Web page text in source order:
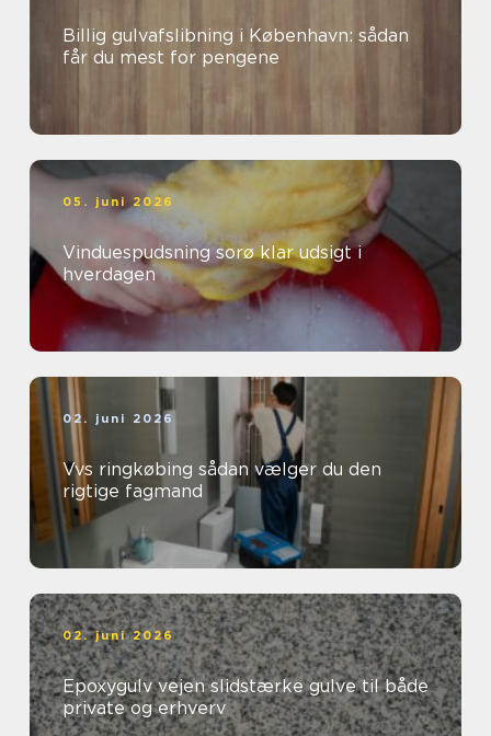
Billig gulvafslibning i København: sådan
får du mest for pengene
05. juni 2026
Vinduespudsning sorø klar udsigt i
hverdagen
02. juni 2026
Vvs ringkøbing sådan vælger du den
rigtige fagmand
02. juni 2026
Epoxygulv vejen slidstærke gulve til både
private og erhverv